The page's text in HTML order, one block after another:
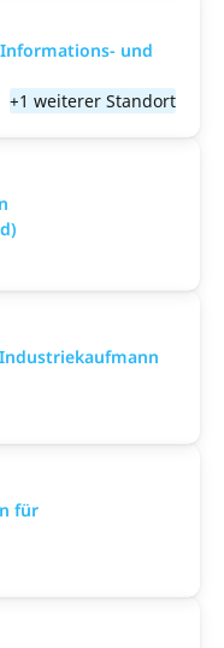
und
+1 weiterer Standort
für